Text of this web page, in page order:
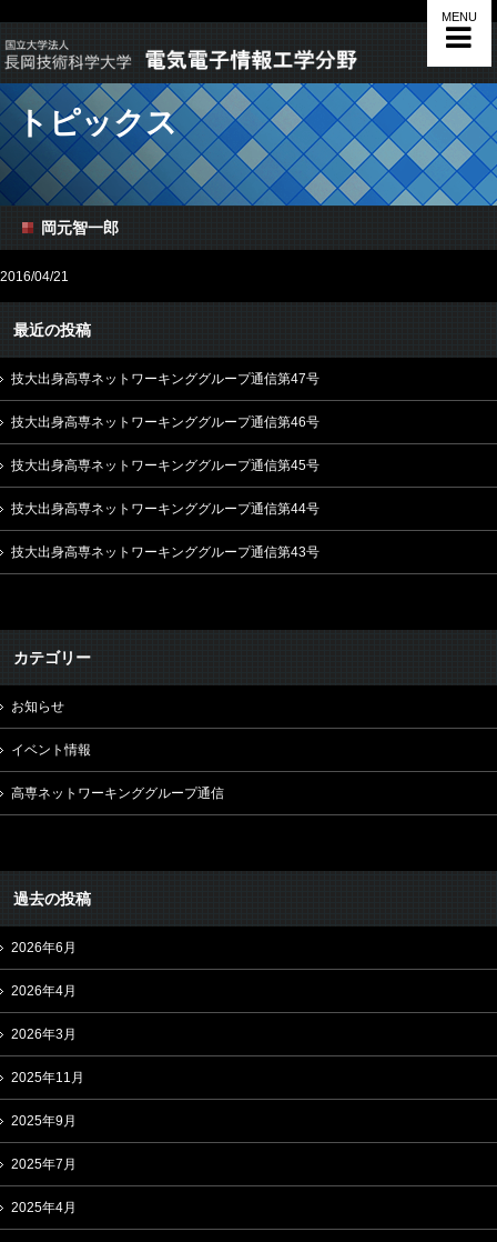
MENU
トピックス
岡元智一郎
2016/04/21
最近の投稿
技大出身高専ネットワーキンググループ通信第47号
技大出身高専ネットワーキンググループ通信第46号
技大出身高専ネットワーキンググループ通信第45号
技大出身高専ネットワーキンググループ通信第44号
技大出身高専ネットワーキンググループ通信第43号
カテゴリー
お知らせ
イベント情報
高専ネットワーキンググループ通信
過去の投稿
2026年6月
2026年4月
2026年3月
2025年11月
2025年9月
2025年7月
2025年4月